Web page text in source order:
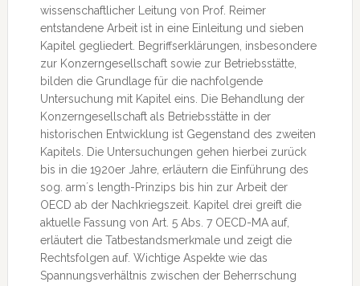
wissenschaftlicher Leitung von Prof. Reimer
entstandene Arbeit ist in eine Einleitung und sieben
Kapitel gegliedert. Begriffserklärungen, insbesondere
zur Konzerngesellschaft sowie zur Betriebsstätte,
bilden die Grundlage für die nachfolgende
Untersuchung mit Kapitel eins. Die Behandlung der
Konzerngesellschaft als Betriebsstätte in der
historischen Entwicklung ist Gegenstand des zweiten
Kapitels. Die Untersuchungen gehen hierbei zurück
bis in die 1920er Jahre, erläutern die Einführung des
sog. arm´s length-Prinzips bis hin zur Arbeit der
OECD ab der Nachkriegszeit. Kapitel drei greift die
aktuelle Fassung von Art. 5 Abs. 7 OECD-MA auf,
erläutert die Tatbestandsmerkmale und zeigt die
Rechtsfolgen auf. Wichtige Aspekte wie das
Spannungsverhältnis zwischen der Beherrschung